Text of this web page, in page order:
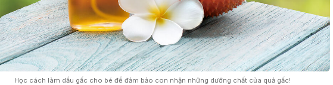
Học cách làm dầu gấc cho bé để đảm bảo con nhận những dưỡng chất của quả gấc!